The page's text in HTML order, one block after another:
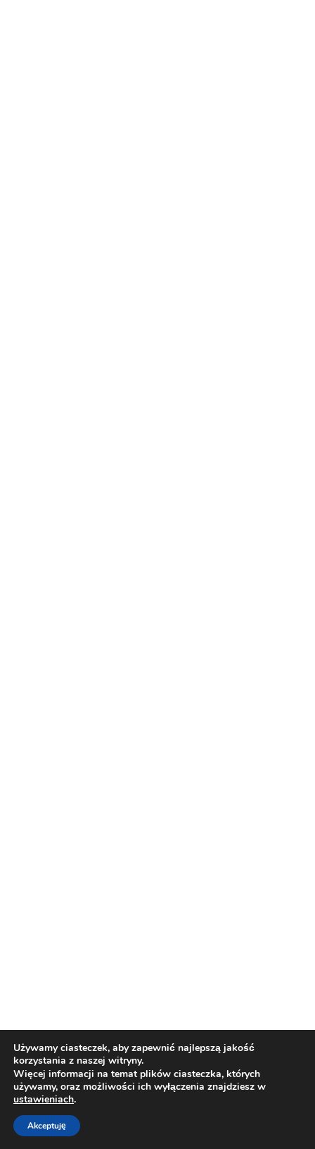
Używamy ciasteczek, aby zapewnić najlepszą jakość
korzystania z naszej witryny.
Więcej informacji na temat plików ciasteczka, których
używamy, oraz możliwości ich wyłączenia znajdziesz w
ustawieniach.
Akceptuję